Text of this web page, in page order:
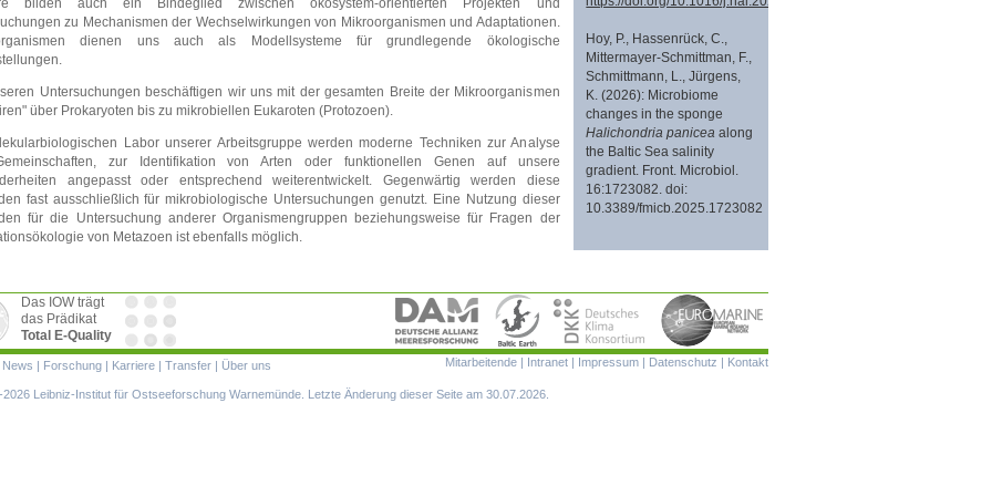
bilden auch ein Bindeglied zwischen ökosystem-orientierten Projekten und
zu Mechanismen der Wechselwirkungen von Mikroorganismen und Adaptationen.
dienen uns auch als Modellsysteme für grundlegende ökologische
Untersuchungen beschäftigen wir uns mit der gesamten Breite der Mikroorganismen
über Prokaryoten bis zu mikrobiellen Eukaroten (Protozoen).
Labor unserer Arbeitsgruppe werden moderne Techniken zur Analyse
zur Identifikation von Arten oder funktionellen Genen auf unsere
angepasst oder entsprechend weiterentwickelt. Gegenwärtig werden diese
fast ausschließlich für mikrobiologische Untersuchungen genutzt. Eine Nutzung dieser
für die Untersuchung anderer Organismengruppen beziehungsweise für Fragen der
von Metazoen ist ebenfalls möglich.
Hoy, P., Hassenrück, C.,
Mittermayer-Schmittman, F.,
Schmittmann, L., Jürgens,
K. (2026): Microbiome
changes in the sponge
Halichondria panicea along
the Baltic Sea salinity
gradient. Front. Microbiol.
16:1723082. doi:
10.3389/fmicb.2025.1723082
Das IOW trägt
das Prädikat
Total E-Quality
Navigation
Mitarbeitende Intranet Impressum Datenschutz Kontakt
News Forschung Karriere Transfer Über uns
Leibniz-Institut für Ostseeforschung Warnemünde. Letzte Änderung dieser Seite am 30.07.2026.